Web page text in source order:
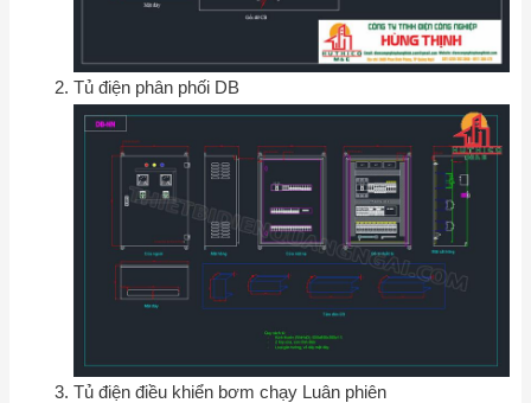
Tủ điện phân phối DB
Tủ điện điều khiển bơm chạy Luân phiên